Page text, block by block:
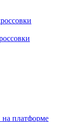
платформе